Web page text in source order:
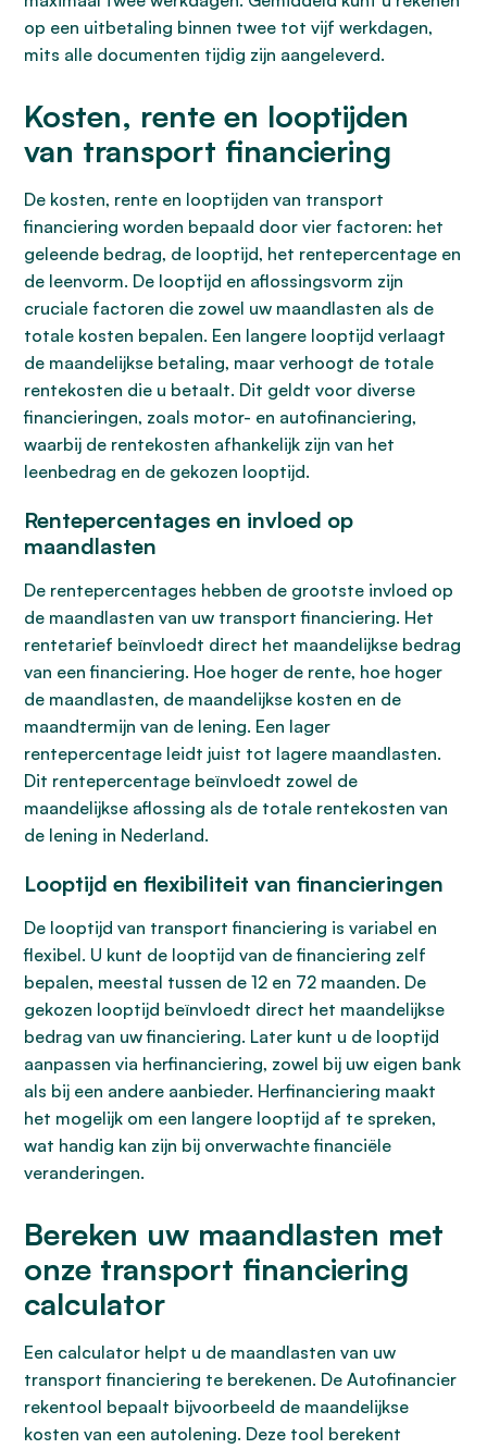
op een uitbetaling binnen twee tot vijf werkdagen,
mits alle documenten tijdig zijn aangeleverd.
Kosten, rente en looptijden
van transport financiering
De kosten, rente en looptijden van transport
financiering worden bepaald door vier factoren: het
geleende bedrag, de looptijd, het rentepercentage en
de leenvorm. De looptijd en aflossingsvorm zijn
cruciale factoren die zowel uw maandlasten als de
totale kosten bepalen. Een langere looptijd verlaagt
de maandelijkse betaling, maar verhoogt de totale
rentekosten die u betaalt. Dit geldt voor diverse
financieringen, zoals motor- en autofinanciering,
waarbij de rentekosten afhankelijk zijn van het
leenbedrag en de gekozen looptijd.
Rentepercentages en invloed op
maandlasten
De rentepercentages hebben de grootste invloed op
de maandlasten van uw transport financiering. Het
rentetarief beïnvloedt direct het maandelijkse bedrag
van een financiering. Hoe hoger de rente, hoe hoger
de maandlasten, de maandelijkse kosten en de
maandtermijn van de lening. Een lager
rentepercentage leidt juist tot lagere maandlasten.
Dit rentepercentage beïnvloedt zowel de
maandelijkse aflossing als de totale rentekosten van
de lening in Nederland.
Looptijd en flexibiliteit van financieringen
De looptijd van transport financiering is variabel en
flexibel. U kunt de looptijd van de financiering zelf
bepalen, meestal tussen de 12 en 72 maanden. De
gekozen looptijd beïnvloedt direct het maandelijkse
bedrag van uw financiering. Later kunt u de looptijd
aanpassen via herfinanciering, zowel bij uw eigen bank
als bij een andere aanbieder. Herfinanciering maakt
het mogelijk om een langere looptijd af te spreken,
wat handig kan zijn bij onverwachte financiële
veranderingen.
Bereken uw maandlasten met
onze transport financiering
calculator
Een calculator helpt u de maandlasten van uw
transport financiering te berekenen. De Autofinancier
rekentool bepaalt bijvoorbeeld de maandelijkse
kosten van een autolening. Deze tool berekent